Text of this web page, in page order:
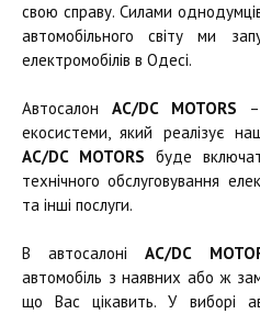
свою справу. Силами
автомобільного світу ми
електромобілів в Одесі.
АвтосалонAC/DC MOTORS
екосистеми, який реалізує
AC/DC MOTORS буде
технічного обслуговування
та інші послуги.
В автосалоніAC/DC
автомобіль з наявних або ж
що Вас цікавить. У виборі